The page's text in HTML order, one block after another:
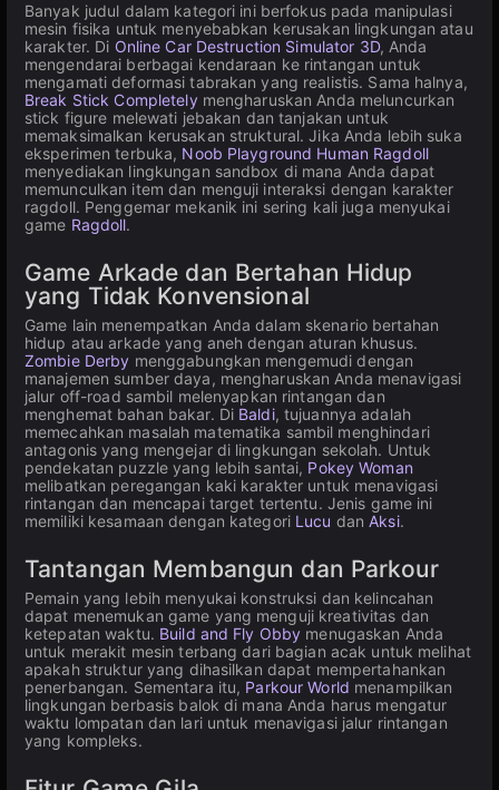
Banyak judul dalam kategori ini berfokus pada manipulasi
mesin fisika untuk menyebabkan kerusakan lingkungan atau
karakter. Di Online Car Destruction Simulator 3D, Anda
mengendarai berbagai kendaraan ke rintangan untuk
mengamati deformasi tabrakan yang realistis. Sama halnya,
Break Stick Completelymengharuskan Anda meluncurkan
stick figure melewati jebakan dan tanjakan untuk
memaksimalkan kerusakan struktural. Jika Anda lebih suka
eksperimen terbuka, Noob Playground Human Ragdoll
menyediakan lingkungan sandbox di mana Anda dapat
memunculkan item dan menguji interaksi dengan karakter
ragdoll. Penggemar mekanik ini sering kali juga menyukai
game Ragdoll.
Game Arkade dan Bertahan Hidup
yang Tidak Konvensional
Game lain menempatkan Anda dalam skenario bertahan
hidup atau arkade yang aneh dengan aturan khusus.
Zombie Derby menggabungkan mengemudi dengan
manajemen sumber daya, mengharuskan Anda menavigasi
jalur off-road sambil melenyapkan rintangan dan
menghemat bahan bakar. Di Baldi, tujuannya adalah
memecahkan masalah matematika sambil menghindari
antagonis yang mengejar di lingkungan sekolah. Untuk
pendekatan puzzle yang lebih santai, Pokey Woman
melibatkan peregangan kaki karakter untuk menavigasi
rintangan dan mencapai target tertentu. Jenis game ini
memiliki kesamaan dengan kategori Lucu danAksi.
Tantangan Membangun dan Parkour
Pemain yang lebih menyukai konstruksi dan kelincahan
dapat menemukan game yang menguji kreativitas dan
ketepatan waktu. Build and Fly Obby menugaskan Anda
untuk merakit mesin terbang dari bagian acak untuk melihat
apakah struktur yang dihasilkan dapat mempertahankan
penerbangan. Sementara itu, Parkour World menampilkan
lingkungan berbasis balok di mana Anda harus mengatur
waktu lompatan dan lari untuk menavigasi jalur rintangan
yang kompleks.